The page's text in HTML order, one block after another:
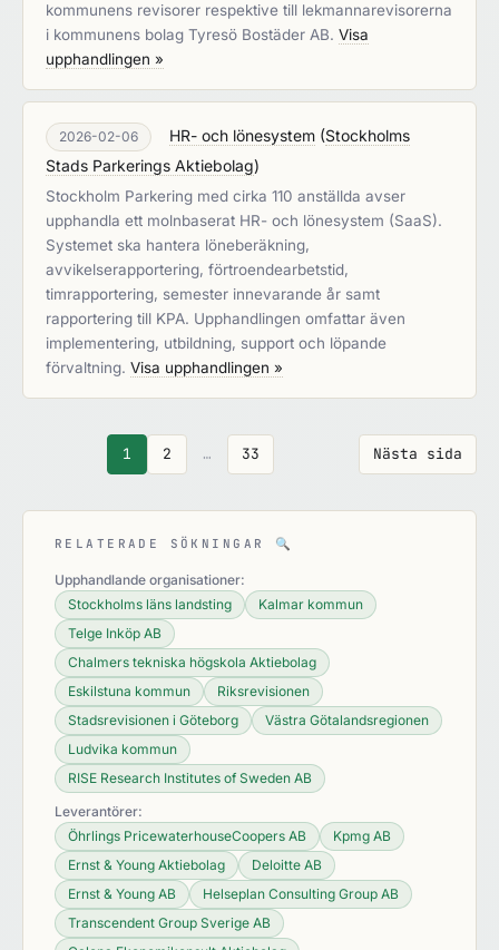
kommunens revisorer respektive till lekmannarevisorerna
i kommunens bolag Tyresö Bostäder AB. Visa
upphandlingen »
2026-02-06 HR- och lönesystem (Stockholms
Stads Parkerings Aktiebolag)
Stockholm Parkering med cirka 110 anställda avser
upphandla ett molnbaserat HR- och lönesystem (SaaS).
Systemet ska hantera löneberäkning,
avvikelserapportering, förtroendearbetstid,
timrapportering, semester innevarande år samt
rapportering till KPA. Upphandlingen omfattar även
implementering, utbildning, support och löpande
förvaltning. Visa upphandlingen »
Nästa sida
1 2 … 33
RELATERADE SÖKNINGAR 🔍
Upphandlande organisationer:
Stockholms läns landsting
Kalmar kommun
Telge Inköp AB
Chalmers tekniska högskola Aktiebolag
Eskilstuna kommun
Riksrevisionen
Stadsrevisionen i Göteborg
Västra Götalandsregionen
Ludvika kommun
RISE Research Institutes of Sweden AB
Leverantörer:
Öhrlings PricewaterhouseCoopers AB
Kpmg AB
Ernst & Young Aktiebolag
Deloitte AB
Ernst & Young AB
Helseplan Consulting Group AB
Transcendent Group Sverige AB